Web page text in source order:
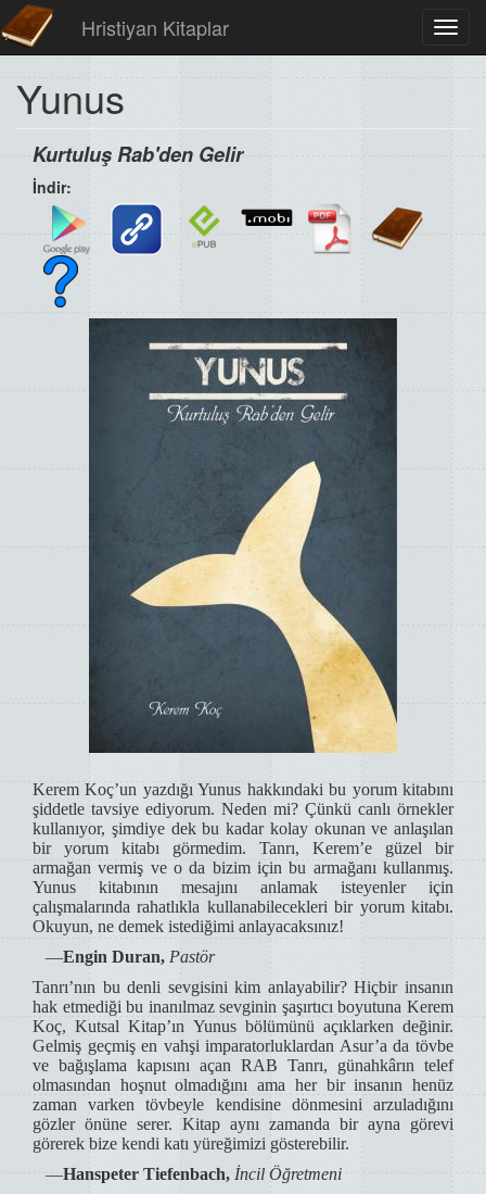
Hristiyan Kitaplar
Yunus
Kurtuluş Rab'den Gelir
İndir:
Kerem Koç’un yazdığı Yunus hakkındaki bu yorum kitabını
şiddetle tavsiye ediyorum. Neden mi? Çünkü canlı örnekler
kullanıyor, şimdiye dek bu kadar kolay okunan ve anlaşılan
bir yorum kitabı görmedim. Tanrı, Kerem’e güzel bir
armağan vermiş ve o da bizim için bu armağanı kullanmış.
Yunus kitabının mesajını anlamak isteyenler için
çalışmalarında rahatlıkla kullanabilecekleri bir yorum kitabı.
Okuyun, ne demek istediğimi anlayacaksınız!
―Engin Duran, Pastör
Tanrı’nın bu denli sevgisini kim anlayabilir? Hiçbir insanın
hak etmediği bu inanılmaz sevginin şaşırtıcı boyutuna Kerem
Koç, Kutsal Kitap’ın Yunus bölümünü açıklarken değinir.
Gelmiş geçmiş en vahşi imparatorluklardan Asur’a da tövbe
ve bağışlama kapısını açan RAB Tanrı, günahkârın telef
olmasından hoşnut olmadığını ama her bir insanın henüz
zaman varken tövbeyle kendisine dönmesini arzuladığını
gözler önüne serer. Kitap aynı zamanda bir ayna görevi
görerek bize kendi katı yüreğimizi gösterebilir.
―Hanspeter Tiefenbach, İncil Öğretmeni